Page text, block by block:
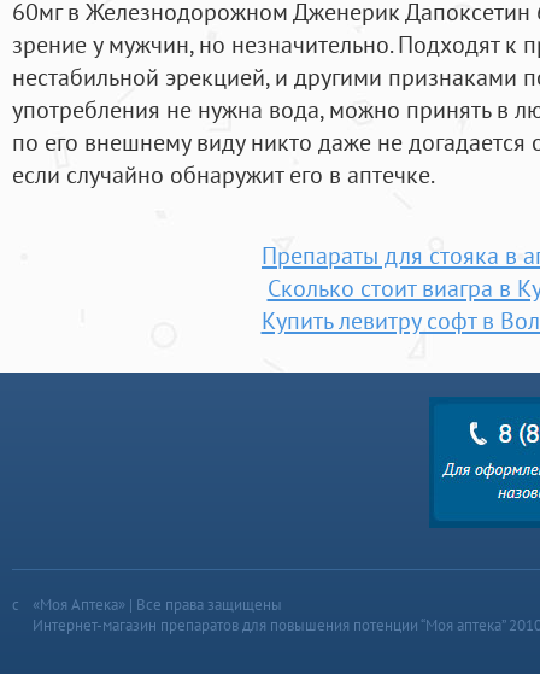
60мг в Железнодорожном Дженерик Дапоксетин
зрение у мужчин, но незначительно. Подходят к
нестабильной эрекцией, и другими признаками
употребления не нужна вода, можно принять в
по его внешнему виду никто даже не догадается
если случайно обнаружит его в аптечке.
Препараты для стояка в
Сколько стоит виагра в
Купить левитру софт в
«Моя Аптека» | Все права защищены
Интернет-магазин препаратов для повышения потенции “Моя аптека”